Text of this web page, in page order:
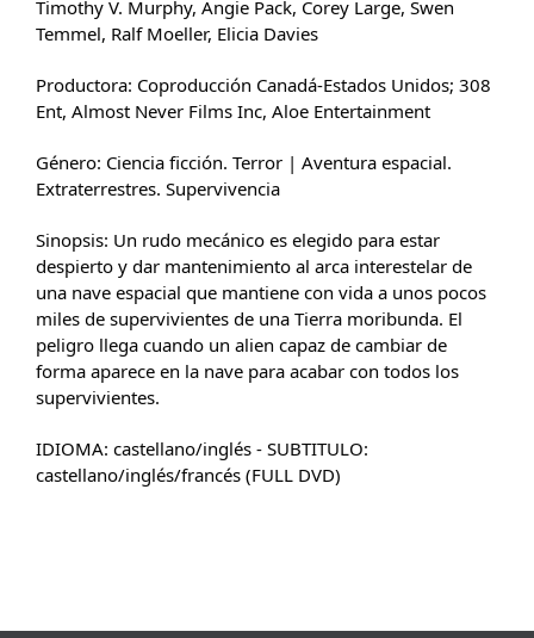
Timothy V. Murphy, Angie Pack, Corey Large, Swen
Temmel, Ralf Moeller, Elicia Davies
Productora: Coproducción Canadá-Estados Unidos; 308
Ent, Almost Never Films Inc, Aloe Entertainment
Género: Ciencia ficción. Terror | Aventura espacial.
Extraterrestres. Supervivencia
Sinopsis: Un rudo mecánico es elegido para estar
despierto y dar mantenimiento al arca interestelar de
una nave espacial que mantiene con vida a unos pocos
miles de supervivientes de una Tierra moribunda. El
peligro llega cuando un alien capaz de cambiar de
forma aparece en la nave para acabar con todos los
supervivientes.
IDIOMA: castellano/inglés - SUBTITULO:
castellano/inglés/francés (FULL DVD)